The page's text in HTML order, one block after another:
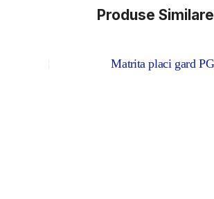
Produse Similare